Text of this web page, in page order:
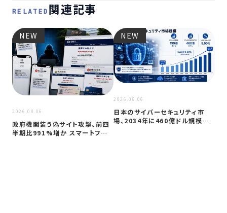
RELATED 関連記事
NEW
2026.08.06
政府機関装う偽サイト攻撃、前四
半期比991%増か スマートフォン
NEW
2026.08.06
日本のサイバーセキュリティ市
場、2034年に460億ドル規模へ